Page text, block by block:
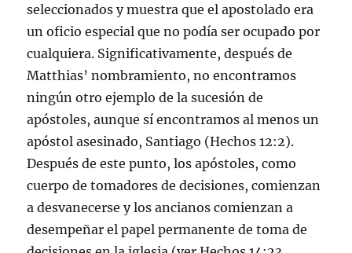
seleccionados y muestra que el apostolado era
un oficio especial que no podía ser ocupado por
cualquiera. Significativamente, después de
Matthias’ nombramiento, no encontramos
ningún otro ejemplo de la sucesión de
apóstoles, aunque sí encontramos al menos un
apóstol asesinado, Santiago (Hechos 12:2).
Después de este punto, los apóstoles, como
cuerpo de tomadores de decisiones, comienzan
a desvanecerse y los ancianos comienzan a
desempeñar el papel permanente de toma de